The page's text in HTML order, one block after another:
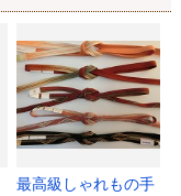
最高級しゃれもの手